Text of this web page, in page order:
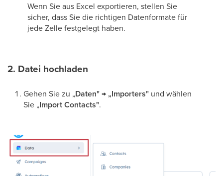
Wenn Sie aus Excel exportieren, stellen Sie
sicher, dass Sie die richtigen Datenformate für
jede Zelle festgelegt haben.
2. Datei hochladen
Gehen Sie zu „Daten" → „Importers" und wählen
Sie „ImportContacts".